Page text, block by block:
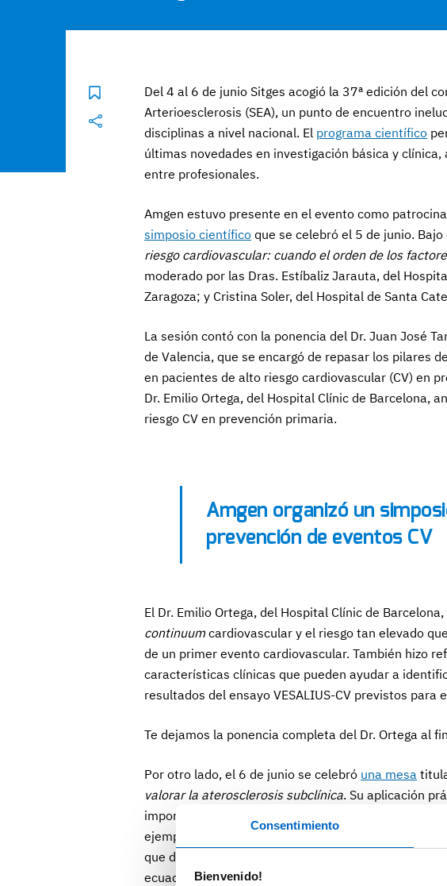
Consentimiento
Bienvenido!
Del 4 al 6 de junio Sitges acogió la 37ª edición del
Arterioesclerosis (SEA), un punto de encuentro
disciplinas a nivel nacional. El programa científico
últimas novedades en investigación básica y
entre profesionales.
Amgen estuvo presente en el evento como
simposio científico que se celebró el 5 de junio.
riesgo cardiovascular: cuando el orden de los
moderado por las Dras. Estíbaliz Jarauta, del
Zaragoza; y Cristina Soler, del Hospital de Santa
La sesión contó con la ponencia del Dr. Juan José
de Valencia, que se encargó de repasar los pilares
en pacientes de alto riesgo cardiovascular (CV) en
Dr. Emilio Ortega, del Hospital Clínic de Barcelona,
riesgo CV en prevención primaria.
Amgen organizó un
prevención de eventos CV
​El Dr. Emilio Ortega, del Hospital Clínic de
continuumcardiovascular y el riesgo tan elevado
de un primer evento cardiovascular. También hizo
características clínicas que pueden ayudar a
resultados del ensayo VESALIUS-CV previstos para
Te dejamos la ponencia completa del Dr. Ortega al
Por otro lado, el 6 de junio se celebró una mesa
valorar la aterosclerosis subclínica. Su aplicación
importancia de evaluar el riesgo de los pacientes
ejemplo, en su exposición, la Dra. Àngels
que dicho riesgo podría estar subestimado y que
ecuación podría ser de utilidad. Por su parte, el Dr.